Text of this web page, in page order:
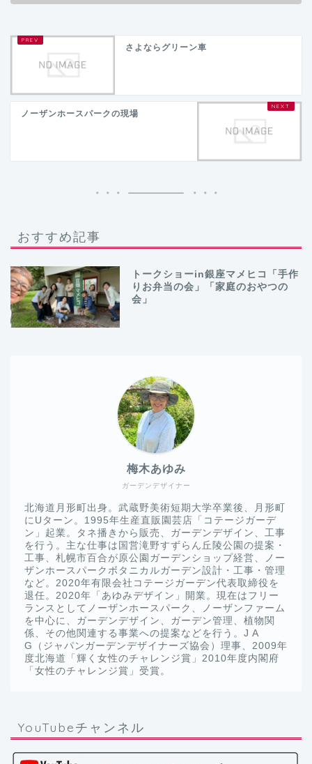
さよならグリーン車
ノーザンホースパークの現場
おすすめ記事
トークショーin銀座マメヒコ「手作
りお弁当の会」「家庭のおやつの
会」
ガーデンデザイナー
梅木あゆみ
北海道月形町出身。武蔵野美術短期大学卒業後、月形町
にUターン。1995年生産直販園芸店「コテージガーデ
ン」起業。タネ播きから販売、ガーデンデザイン、工事
を行う。主な仕事は国営滝野すずらん丘陵公園の提案・
工事、札幌市百合が原公園ガーデンショップ経営、ノー
ザンホースパークボタニカルガーデン設計・工事・管理
など。2020年有限会社コテージガーデン代表取締役を
退任。2020年「あゆみデザイン」開業。現在はフリー
ランスとしてノーザンホースパーク、ノーザンファーム
を中心に、ガーデンデザイン、ガーデン管理、植物関
係、その他関連する事業への提案などを行う。J A
G（ジャパンガーデンデザイナーズ協会）理事、2009年
度北海道「輝く女性のチャレンジ賞」2010年度内閣府
「女性のチャレンジ賞」受賞。
YouTubeチャンネル